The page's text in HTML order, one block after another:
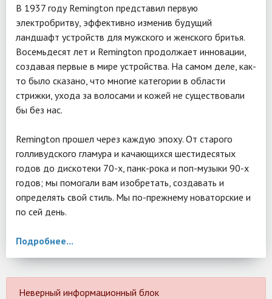
В 1937 году Remington представил первую
электробритву, эффективно изменив будущий
ландшафт устройств для мужского и женского бритья.
Восемьдесят лет и Remington продолжает инновации,
создавая первые в мире устройства. На самом деле, как-
то было сказано, что многие категории в области
стрижки, ухода за волосами и кожей не существовали
бы без нас.
Remington прошел через каждую эпоху. От старого
голливудского гламура и качающихся шестидесятых
годов до дискотеки 70-х, панк-рока и поп-музыки 90-х
годов; мы помогали вам изобретать, создавать и
определять свой стиль. Мы по-прежнему новаторские и
по сей день.
Подробнее...
Неверный информационный блок